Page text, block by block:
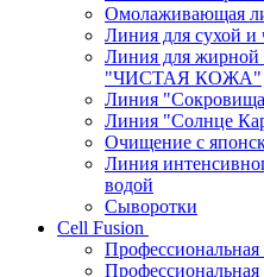
Омолаживающая
Линия для сухой и
Линия для жирной
"ЧИСТАЯ КОЖА"
Линия
Линия "Солнце
Очищение с
Линия
водой
Сыворотки
Cell Fusion